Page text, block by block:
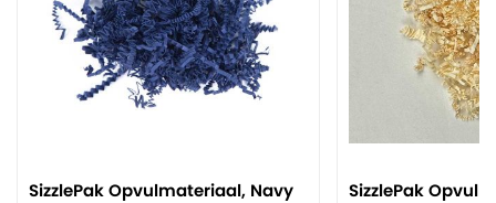
SizzlePak Opvulmateriaal, Navy
SizzlePak